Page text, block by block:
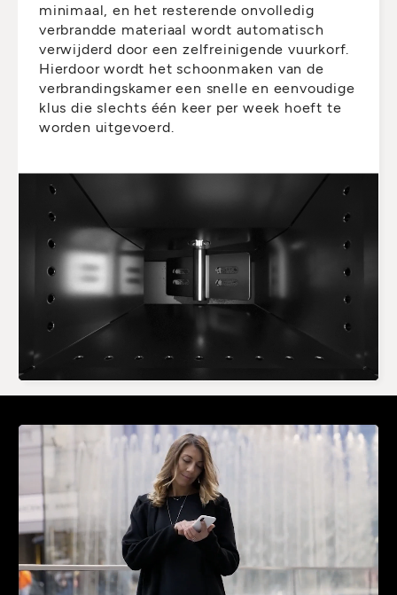
minimaal, en het resterende onvolledig
verbrandde materiaal wordt automatisch
verwijderd door een zelfreinigende vuurkorf.
Hierdoor wordt het schoonmaken van de
verbrandingskamer een snelle en eenvoudige
klus die slechts één keer per week hoeft te
worden uitgevoerd.